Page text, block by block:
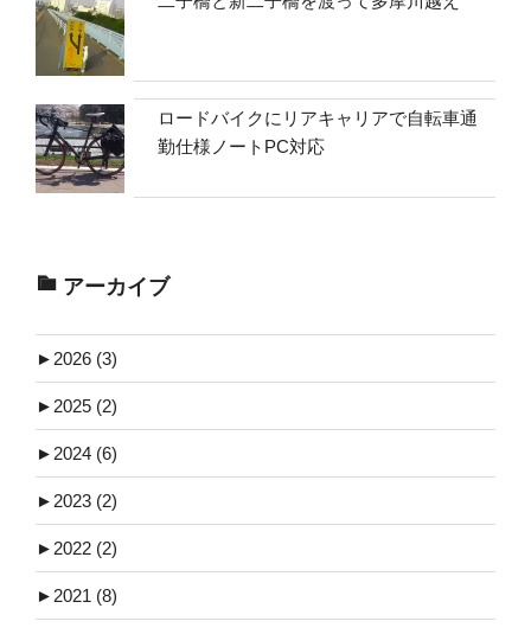
ロードバイクにリアキャリアで自転車通
勤仕様ノートPC対応
アーカイブ
► 2026 (3)
► 2025 (2)
► 2024 (6)
► 2023 (2)
► 2022 (2)
► 2021 (8)